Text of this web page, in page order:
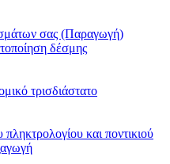
σας (Παραγωγή)
δέσμης
τρισδιάστατο
πληκτρολογίου και ποντικιού